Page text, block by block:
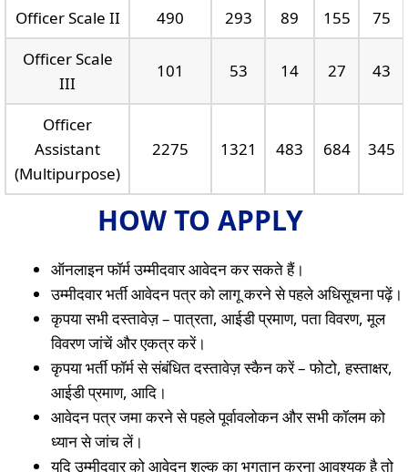
Officer Scale II
490 293 89 155
75
Officer Scale
III
101 53 14 27 43
Officer
Assistant
(Multipurpose)
2275 1321 483 684 345
HOW TO APPLY
ऑनलाइन फॉर्म उम्मीदवार आवेदन कर सकते हैं।
उम्मीदवार भर्ती आवेदन पत्र को लागू करने से पहले अधिसूचना पढ़ें।
कृपया सभी दस्तावेज़ – पात्रता, आईडी प्रमाण, पता विवरण, मूल
विवरण जांचें और एकत्र करें।
कृपया भर्ती फॉर्म से संबंधित दस्तावेज़ स्कैन करें – फोटो, हस्ताक्षर,
आईडी प्रमाण, आदि।
आवेदन पत्र जमा करने से पहले पूर्वावलोकन और सभी कॉलम को
ध्यान से जांच लें।
यदि उम्मीदवार को आवेदन शुल्क का भुगतान करना आवश्यक है तो